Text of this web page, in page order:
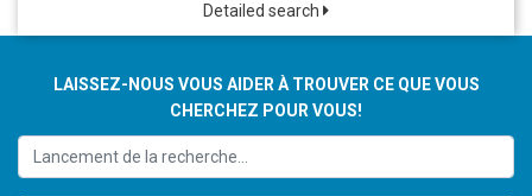
Detailed search
LAISSEZ-NOUS VOUS AIDER À TROUVER CE QUE VOUS
CHERCHEZ POUR VOUS!